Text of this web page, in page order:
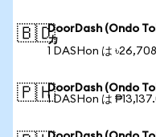
🇧🇩DoorDash (Ondo
カ
1 DASHon は
🇵🇭DoorDash (Ondo
1 DASHon は